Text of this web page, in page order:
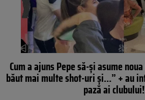
Cum a ajuns Pepe să-și asume
băut mai multe shot-uri și…” + au
pază ai clubului!